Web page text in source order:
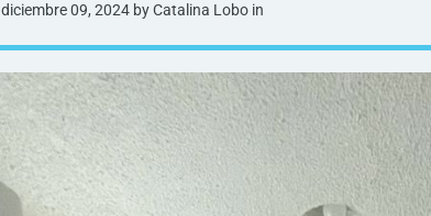
diciembre 09, 2024 by Catalina Lobo in